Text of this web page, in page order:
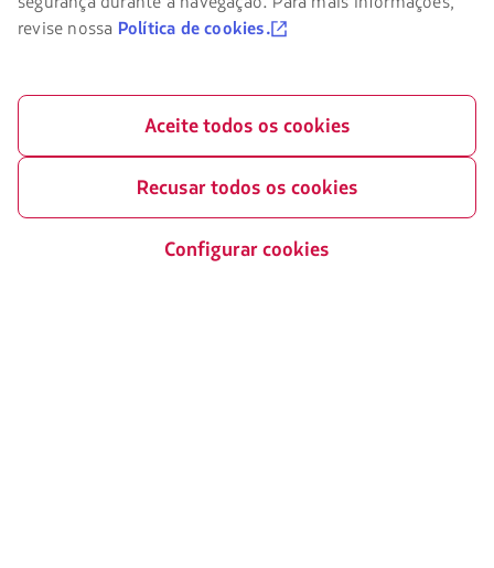
LATAM
você
e
aceitar
cookies.
revise nossa Política de cookies.
Aceite todos os cookies
Recusar todos os cookies
Configurar cookies